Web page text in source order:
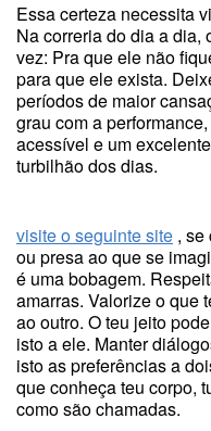
Essa certeza necessita
Na correria do dia a dia,
vez: Pra que ele não
para que ele exista.
períodos de maior
grau com a
acessível e um
turbilhão dos dias.
visite o seguinte site , se
ou presa ao que se
é uma bobagem.
amarras. Valorize o que
ao outro. O teu jeito
isto a ele. Manter
isto as preferências a
que conheça teu corpo,
como são chamadas.